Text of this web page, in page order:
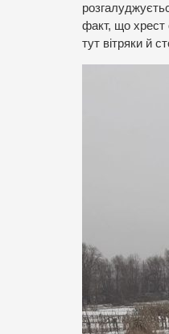
факт, що хрест
тут вітряки й